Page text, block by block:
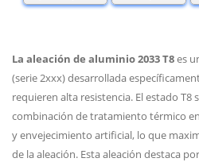
La aleación de aluminio 2033 T8es
(serie 2xxx) desarrollada
requieren alta resistencia. El estado
combinación de tratamiento térmico
y envejecimiento artificial, lo que
de la aleación. Esta aleación destaca